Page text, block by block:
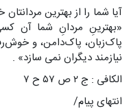
آیا شما را از بهترین
«بهترینِ مردانِ شما آن
پاک‌زبان، پاک‌دامن، و
نیازمند دیگران نمى سازد» .
الکافی : ج ۲ ص ۵۷ ح ۷
انتهای پیام/